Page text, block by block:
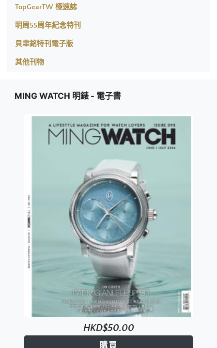
TopGearTW 極速誌
明周55周年紀念特刊
貝聿銘特刊電子版
其他刊物
MING WATCH 明錶 - 電子書
HKD$50.00
購買